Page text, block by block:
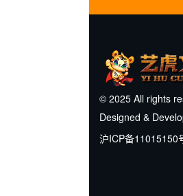
© 2025 All rights
Designed &
沪ICP备11015150